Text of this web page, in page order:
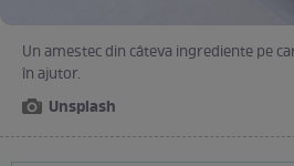
Un amestec din câteva ingrediente pe
în ajutor.
Unsplash